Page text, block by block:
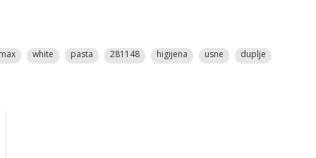
white pasta 281148 higijena usne duplje